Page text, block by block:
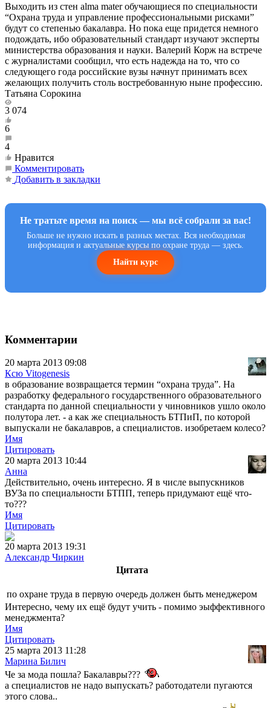
Выходить из стен alma mater обучающиеся по специальности
“Охрана труда и управление профессиональными рисками”
будут со степенью бакалавра. Но пока еще придется немного
подождать, ибо образовательный стандарт изучают эксперты
министерства образования и науки. Валерий Корж на встрече
с журналистами сообщил, что есть надежда на то, что со
следующего года российские вузы начнут принимать всех
желающих получить столь востребованную ныне профессию.
Татьяна Сорокина
3 074
6
4
Нравится
Комментировать
Добавить в закладки
Не тратьте время на поиск — мы всё собрали за вас!
Больше не нужно искать в разных местах. Вся необходимая
информация и актуальные курсы по охране труда — здесь.
Найти курс
Комментарии
20 марта 2013 09:08
Ксю Vitogenesis
в образование возвращается термин “охрана труда”. На
разработку федерального государственного образовательного
стандарта по данной специальности у чиновников ушло около
полутора лет. - а как же специальность БТПиП, по которой
выпускали не бакалавров, а специалистов. изобретаем колесо?
Имя
Цитировать
20 марта 2013 10:44
Анна
Действительно, очень интересно. Я в числе выпускников
ВУЗа по специальности БТПП, теперь придумают ещё что-
то???
Имя
Цитировать
20 марта 2013 19:31
Александр Чиркин
Цитата
по охране труда в первую очередь должен быть менеджером
Интересно, чему их ещё будут учить - помимо эыффективного
менеджмента?
Имя
Цитировать
25 марта 2013 11:28
Марина Билич
Че за мода пошла? Бакалавры???
а специалистов не надо выпускать? работодатели пугаются
этого слова..